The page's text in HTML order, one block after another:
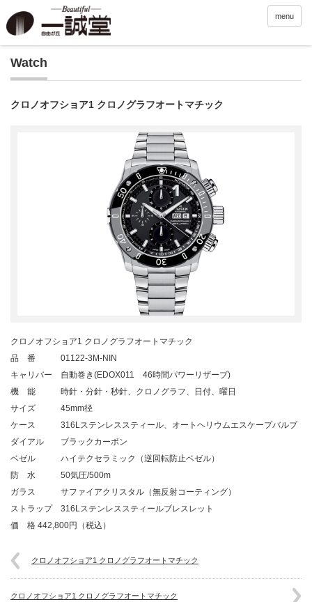
menu
Watch
クロノオフショア1 クロノグラフオートマチック
クロノオフショア1 クロノグラフオートマチック
品 番 01122-3M-NIN
キャリバー 自動巻き(EDOX011 46時間パワーリザーブ)
機 能 時針・分針・秒針、クロノグラフ、日付、曜日
サイズ 45mm径
ケース 316Lステンレススティール、オートヘリウムエスケープバルブ
ダイアル ブラックカーボン
ベゼル ハイテクセラミック（逆回転防止ベゼル）
防 水 50気圧/500m
ガラス サファイアクリスタル（無反射コーティング）
ストラップ 316Lステンレススティールブレスレット
価 格 442,800円（税込）
クロノオフショア1 クロノグラフオートマチック
クロノオフショア1 クロノグラフオートマチック